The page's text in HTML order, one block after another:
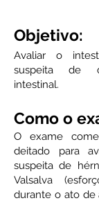
Objetivo:
Avaliar o
suspeita de
intestinal.
Como o
O exame
deitado para
suspeita de
Valsalva
durante o ato de